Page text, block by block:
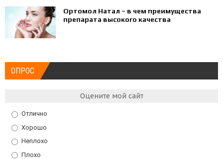
Ортомол Натал – в чем преимущества
препарата высокого качества
ОПРОС
Оцените мой сайт
Отлично
Хорошо
Неплохо
Плохо